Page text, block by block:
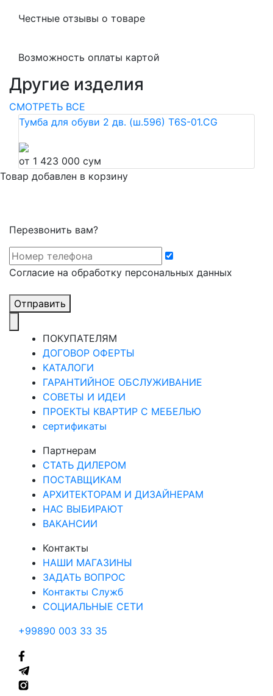
Честные отзывы о товаре
Возможность оплаты картой
Другие изделия
СМОТРЕТЬ ВСЕ
Тумба для обуви 2 дв. (ш.596) T6S-01.CG
от 1 423 000 сум
Товар добавлен в корзину
Перезвонить вам?
Cогласие на обработку персональных данных
Отправить
ПОКУПАТЕЛЯМ
ДОГОВОР ОФЕРТЫ
КАТАЛОГИ
ГАРАНТИЙНОЕ ОБСЛУЖИВАНИЕ
СОВЕТЫ И ИДЕИ
ПРОЕКТЫ КВАРТИР С МЕБЕЛЬЮ
сертификаты
Партнерам
СТАТЬ ДИЛЕРОМ
ПОСТАВЩИКАМ
АРХИТЕКТОРАМ И ДИЗАЙНЕРАМ
НАС ВЫБИРАЮТ
ВАКАНСИИ
Контакты
НАШИ МАГАЗИНЫ
ЗАДАТЬ ВОПРОС
Контакты Служб
СОЦИАЛЬНЫЕ СЕТИ
+99890 003 33 35